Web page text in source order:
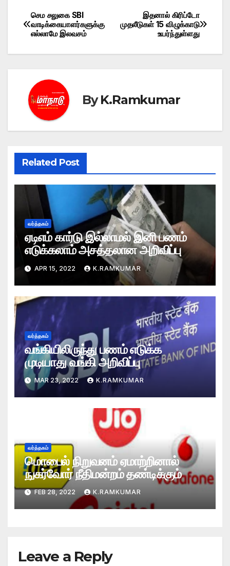
Post
navigation
இதனால் கிரிப்டோ
முதலீடுகள் 15 விழுக்காடு
உயர்ந்துள்ளது
செம சலுகை SBI
வாடிக்கையாளர்களுக்கு
எல்லாமே இலவசம்
ByK.Ramkumar
Related Post
வர்த்தகம்
ஏடிஎம் கார்டு இல்லாமல் இனி பணம்
எடுக்கலாம் அசத்தலான அறிவிப்பு
APR 15, 2022 K.RAMKUMAR
வர்த்தகம்
வங்கியிலிருந்து பணம் எடுக்க
முடியாது வங்கி அறிவிப்பு
MAR 23, 2022 K.RAMKUMAR
வர்த்தகம்
மொபைல் நிறுவனம் ஏமாற்றினால்
நுகர்வோர் நீதிமன்றம் தண்டிக்கும்
FEB 28, 2022 K.RAMKUMAR
Leave a Reply